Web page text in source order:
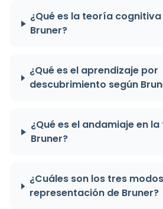
¿Qué es la teoría
Bruner?
¿Qué es el aprendizaje por
descubrimiento según
¿Qué es el andamiaje en
Bruner?
¿Cuáles son los tres
representación de Bruner?